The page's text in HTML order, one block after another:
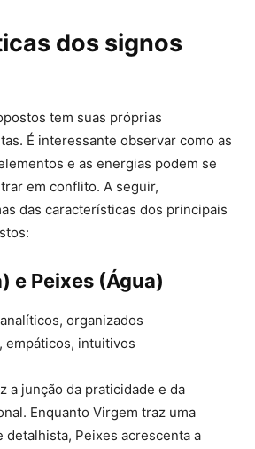
dos signos
tem suas próprias
É interessante observar como as
e as energias podem se
em conflito. A seguir,
das características dos principais
e Peixes (Água)
organizados
empáticos, intuitivos
a junção da praticidade e da
Enquanto Virgem traz uma
detalhista, Peixes acrescenta a